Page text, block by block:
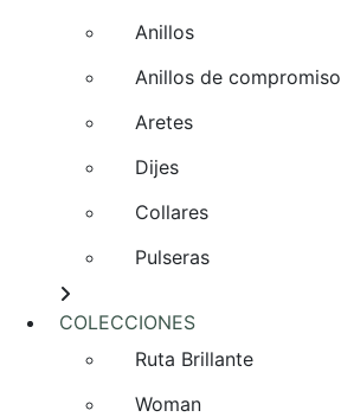
Anillos
Anillos de compromiso
Aretes
Dijes
Collares
Pulseras
COLECCIONES
Ruta Brillante
Woman